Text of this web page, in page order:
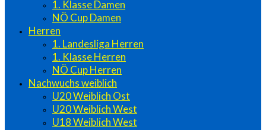
1. Klasse Damen
NÖ Cup Damen
Herren
1. Landesliga Herren
1. Klasse Herren
NÖ Cup Herren
Nachwuchs weiblich
U20 Weiblich Ost
U20 Weiblich West
U18 Weiblich West